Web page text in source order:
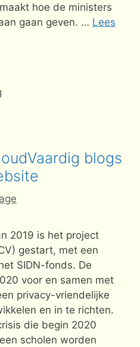
hoe de ministers
gaan geven. … Lees
blogs
2019 is het project
gestart, met een
SIDN-fonds. De
voor en samen met
privacy-vriendelijke
en in te richten.
die begin 2020
scholen worden